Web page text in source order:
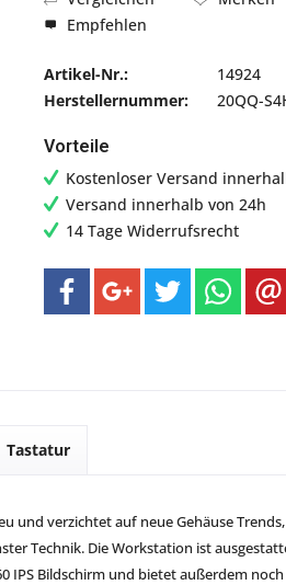
Empfehlen
Artikel-Nr.:
14924
Herstellernummer:
20QQ-
Vorteile
Kostenloser Versand
Versand innerhalb von 24h
14 Tage Widerrufsrecht
Tastatur
und verzichtet auf neue Gehäuse
Technik. Die Workstation ist
IPS Bildschirm und bietet außerdem